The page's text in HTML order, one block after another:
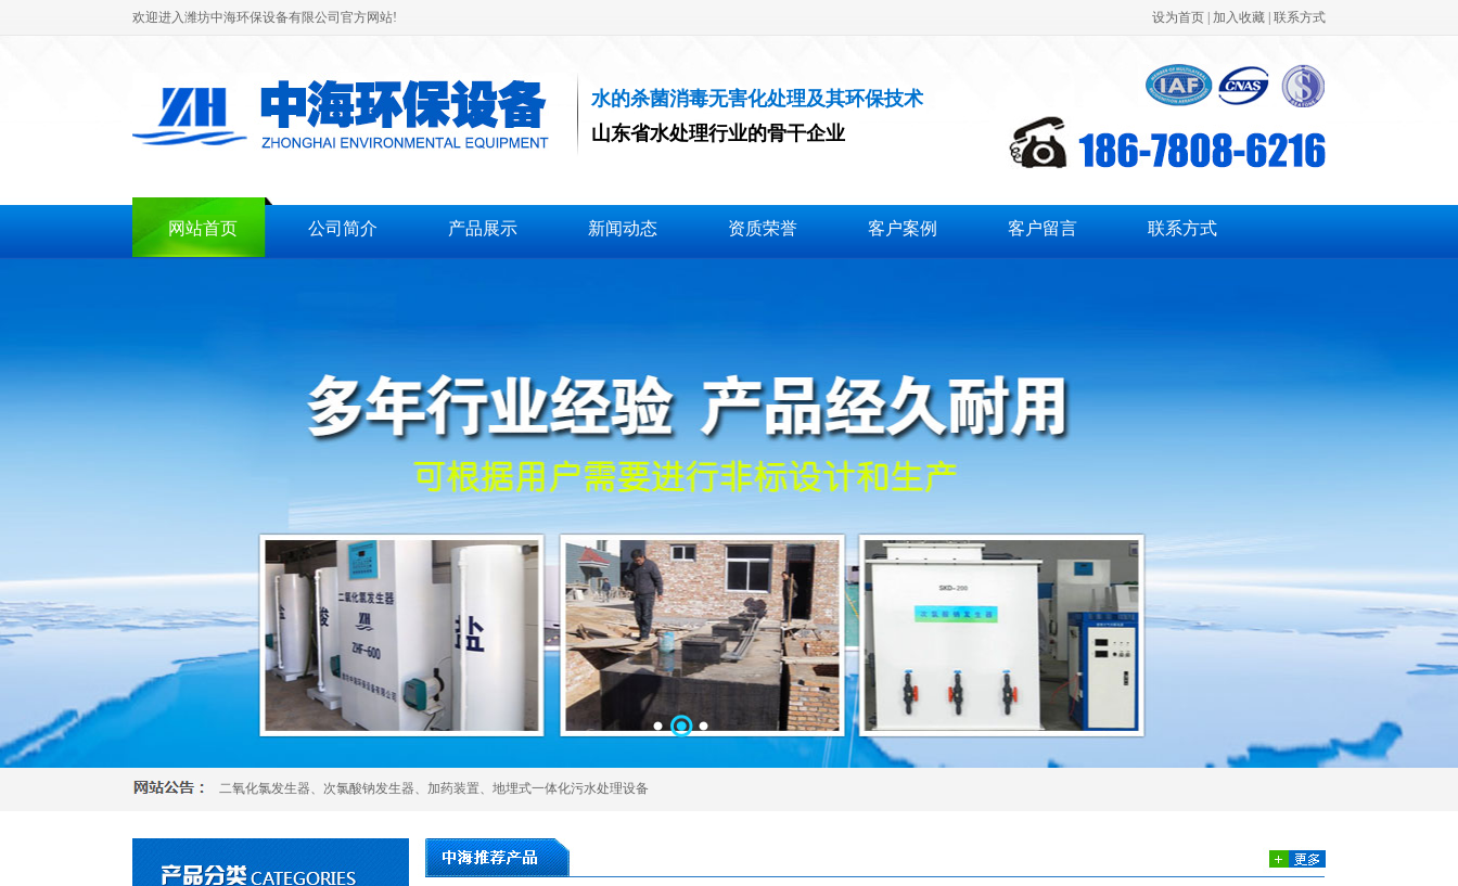
欢迎进入潍坊中海环保设备有限公司官方网站! 设为首页 加入收藏 联系方式
水的杀菌消毒无害化处理及其环保技术
山东省水处理行业的骨干企业
网站首页 公司简介 产品展示 新闻动态 资质荣誉 客户案例 客户留言 联系方式
二氧化氯发生器、 次氯酸钠发生器、 加药装置、 地埋式一体化污水处理设备
正压型二氧化氯发生器 次氯酸钠发生器
加药装置 加药装置